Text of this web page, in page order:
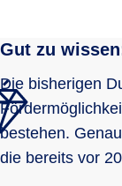
Gut zu
Die bisherigen
bestehen.
die bereits vor